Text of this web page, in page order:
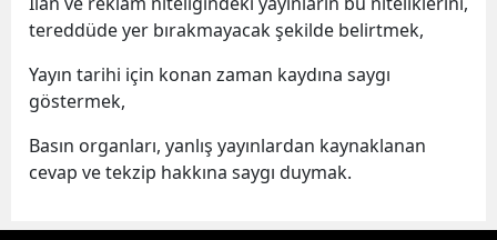
tereddüde yer bırakmayacak şekilde belirtmek,
Yayın tarihi için konan zaman kaydına saygı
göstermek,
Basın organları, yanlış yayınlardan kaynaklanan
cevap ve tekzip hakkına saygı duymak.